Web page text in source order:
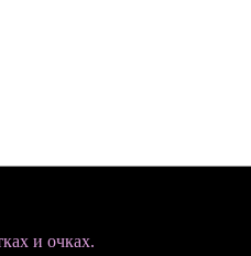
и очках.